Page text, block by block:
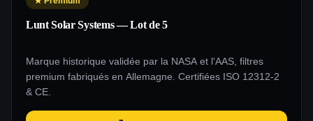
Lunt Solar Systems — Lot de 5
Marque historique validée par la NASA et l'AAS, filtres
premium fabriqués en Allemagne. Certifiées ISO 12312-2
& CE.